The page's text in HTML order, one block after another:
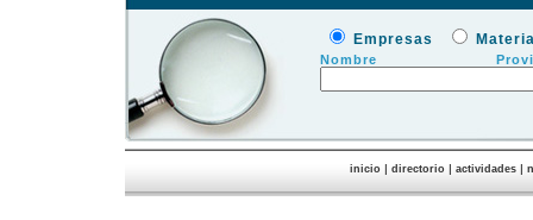
Empresas
Nombre
inicio| directorio| actividades|